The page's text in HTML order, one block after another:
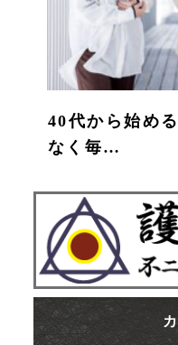
40代から始め
なく毎…